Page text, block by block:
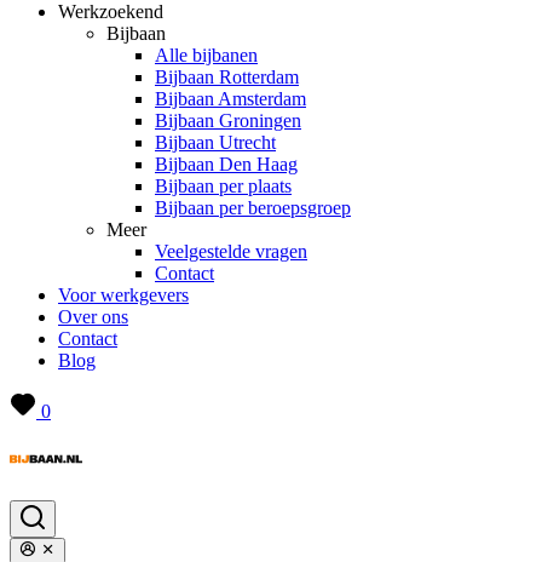
Werkzoekend
Bijbaan
Alle bijbanen
Bijbaan Rotterdam
Bijbaan Amsterdam
Bijbaan Groningen
Bijbaan Utrecht
Bijbaan Den Haag
Bijbaan per plaats
Bijbaan per beroepsgroep
Meer
Veelgestelde vragen
Contact
Voor werkgevers
Over ons
Contact
Blog
0